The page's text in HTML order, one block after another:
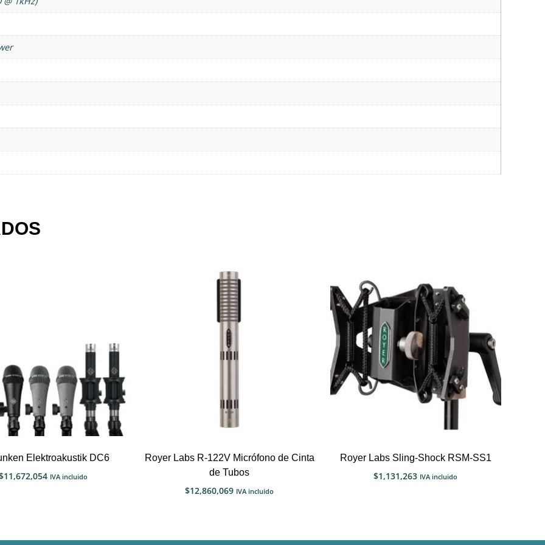
Elektroakustik DC6
11,672,054 IVA incluido
Royer Labs R-122V Micrófono de Cinta
de Tubos
$12,860,069 IVA incluido
Royer Labs Sling-Shock RSM-SS1
$1,131,263 IVA incluido